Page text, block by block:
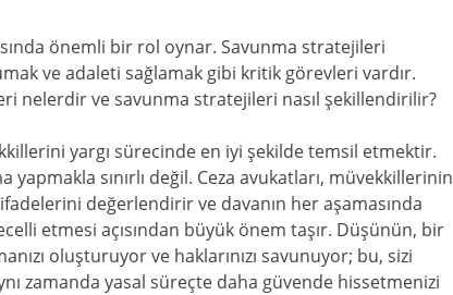
önemli bir rol oynar. Savunma stratejileri
ve adaleti sağlamak gibi kritik görevleri vardır.
nelerdir ve savunma stratejileri nasıl şekillendirilir?
yargı sürecinde en iyi şekilde temsil etmektir.
sınırlı değil. Ceza avukatları, müvekkillerinin
değerlendirir ve davanın her aşamasında
etmesi açısından büyük önem taşır. Düşünün, bir
oluşturuyor ve haklarınızı savunuyor; bu, sizi
zamanda yasal süreçte daha güvende hissetmenizi